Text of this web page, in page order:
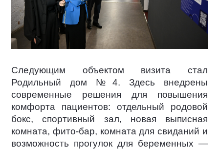
Следующим объектом визита стал
Родильный дом №4. Здесь внедрены
современные решения для повышения
комфорта пациентов: отдельный родовой
бокс, спортивный зал, новая выписная
комната, фито-бар, комната для свиданий и
возможность прогулок для беременных —